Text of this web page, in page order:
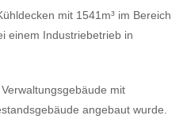
mit 1541m³ im Bereich
einem Industriebetrieb in
mit
angebaut wurde.